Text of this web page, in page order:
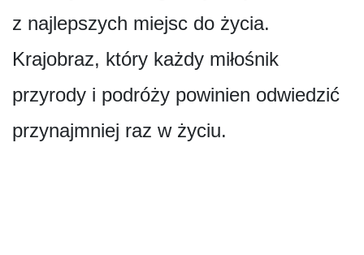
z najlepszych miejsc do życia.
Krajobraz, który każdy miłośnik
przyrody i podróży powinien odwiedzić
przynajmniej raz w życiu.